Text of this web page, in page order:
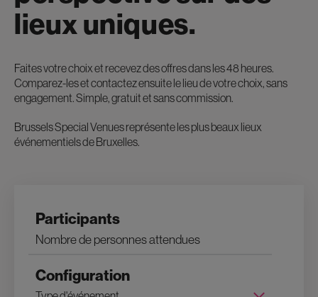
lieux uniques.
Faites votre choix et recevez des offres dans les 48 heures.
Comparez-les et contactez ensuite le lieu de votre choix, sans
engagement. Simple, gratuit et sans commission.
Brussels Special Venues représente les plus beaux lieux
événementiels de Bruxelles.
Participants
Configuration